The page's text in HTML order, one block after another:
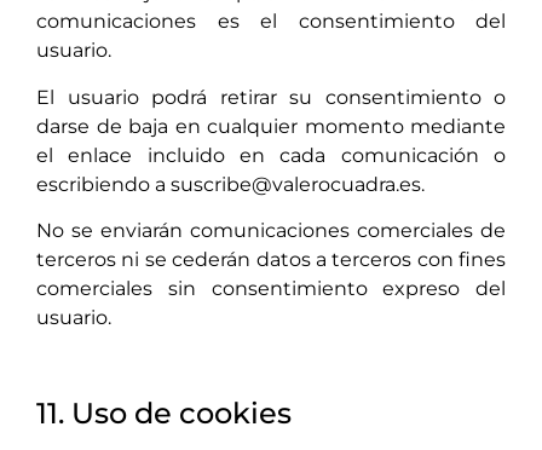
comunicaciones es el consentimiento del
usuario.
El usuario podrá retirar su consentimiento o
darse de baja en cualquier momento mediante
el enlace incluido en cada comunicación o
escribiendo a suscribe@valerocuadra.es.
No se enviarán comunicaciones comerciales de
terceros ni se cederán datos a terceros con fines
comerciales sin consentimiento expreso del
usuario.
11. Uso de cookies